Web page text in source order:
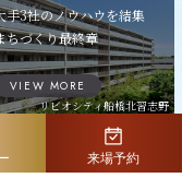
手3社のノウハウを結集
ちづくり最終章
VIEW MORE
リビオシティ船橋北習志野
（2025年2月竣工）
来場予約